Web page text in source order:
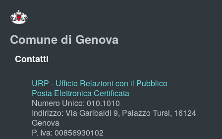
Comune di Genova
Contatti
URP - Ufficio Relazioni con il Pubblico
Posta Elettronica Certificata
Numero Unico: 010.1010
Indirizzo: Via Garibaldi 9, Palazzo Tursi, 16124
Genova
P. Iva: 00856930102